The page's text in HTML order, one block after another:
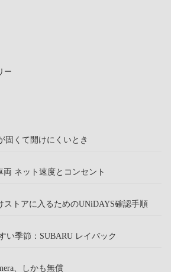
ー
固くて開けにくいとき
両 ネット速度とコンセント
ストアに入るためのUNiDAYS確認手順
い季節：SUBARU レイバック
、しかも無償